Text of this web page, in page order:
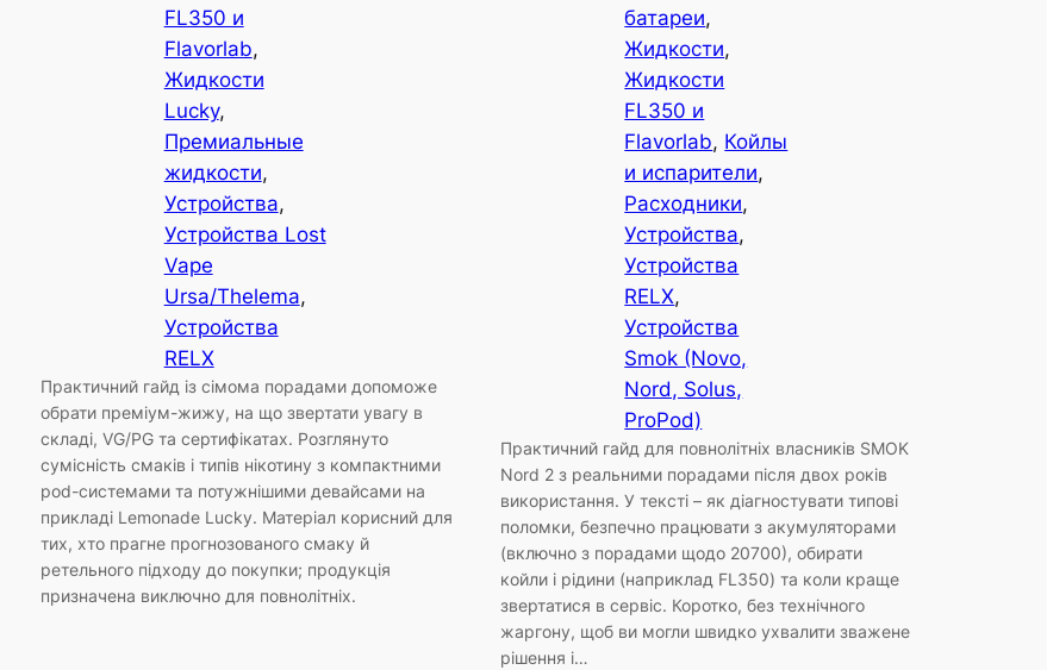
FL350 и
Flavorlab
Жидкости
Lucky
Премиальные
жидкости
Устройства
Устройства Lost
Vape
Ursa/Thelema
Устройства
RELX
Практичний гайд із сімома порадами допоможе
обрати преміум-жижу, на що звертати увагу в
складі, VG/PG та сертифікатах. Розглянуто
сумісність смаків і типів нікотину з компактними
pod-системами та потужнішими девайсами на
прикладі Lemonade Lucky. Матеріал корисний для
тих, хто прагне прогнозованого смаку й
ретельного підходу до покупки; продукція
призначена виключно для повнолітніх.
батареи
Жидкости
Жидкости
FL350 и
Flavorlab, Койлы
и испарители
Расходники
Устройства
Устройства
RELX
Устройства
Smok (Novo,
Nord, Solus,
ProPod)
Практичний гайд для повнолітніх власників SMOK
Nord 2 з реальними порадами після двох років
використання. У тексті – як діагностувати типові
поломки, безпечно працювати з акумуляторами
(включно з порадами щодо 20700), обирати
койли і рідини (наприклад FL350) та коли краще
звертатися в сервіс. Коротко, без технічного
жаргону, щоб ви могли швидко ухвалити зважене
рішення і…